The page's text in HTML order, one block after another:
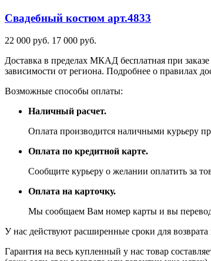
Свадебный костюм арт.4833
22 000 руб. 17 000 руб.
Доставка в пределах МКАД бесплатная при
зависимости от региона. Подробнее о правилах
Возможные способы оплаты:
Наличный расчет.
Оплата производится наличными курьеру
Оплата по кредитной карте.
Сообщите курьеру о желании оплатить за
Оплата на карточку.
Мы сообщаем Вам номер карты и вы
У нас действуют расширенные сроки для
Гарантия на весь купленный у нас товар